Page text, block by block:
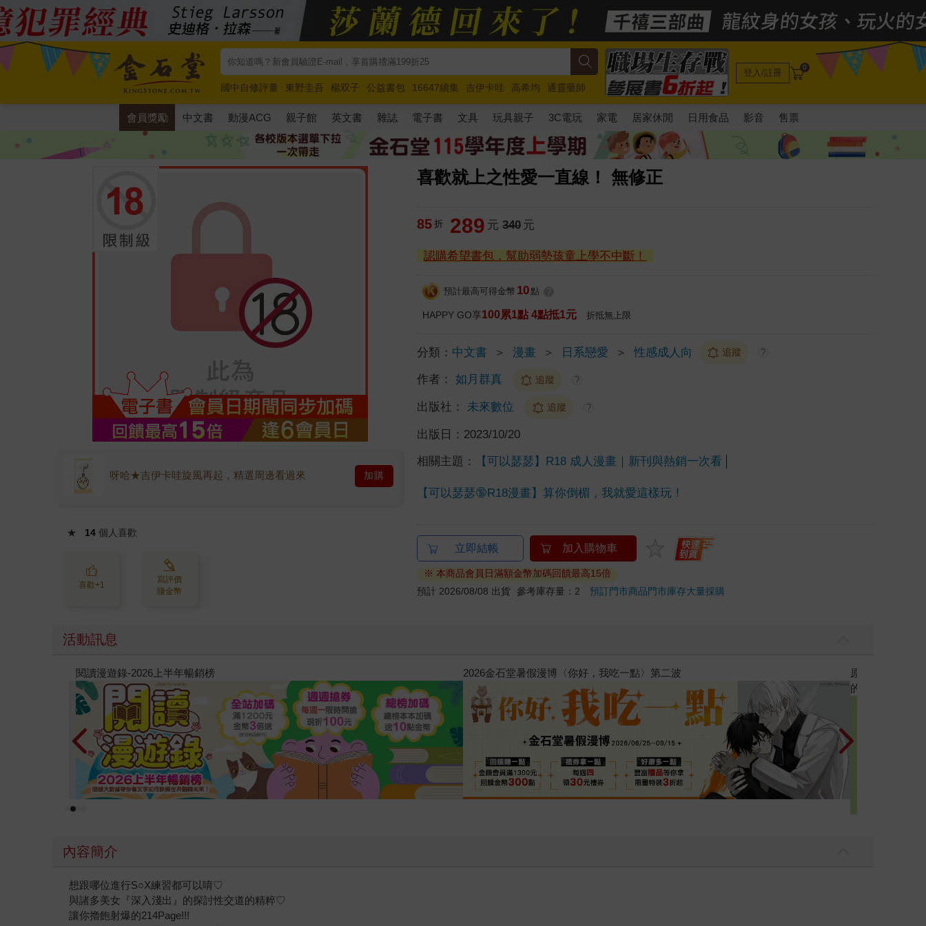
國中自修評量 東野圭吾 楊双子 公益書包 16647續集 吉伊卡哇 高希均
通靈藥師
唯紅花綻放
奧德賽 路邊攤新作 馬斯克 玩具總動員5 超慢跑
登入/註冊 0
會員獎勵 中文書 動漫ACG 親子館 英文書 雜誌 電子書 文具 玩具親子 3C電玩 家電 居家休閒 日用食品 影音 售票
喜歡就上之性愛一直線！ 無修正
呀哈★吉伊卡哇旋風再起，精選周邊看過來 加購
★ 14 個人喜歡
喜歡+1
寫評價
賺金幣
85 折 289 元 340 元
認購希望書包，幫助弱勢孩童上學不中斷！
預計最高可得金幣 10 點
HAPPY GO享100累1點 4點抵1元 折抵無上限
分類： 中文書 ＞ 漫畫 ＞ 日系戀愛 ＞ 性感成人向 追蹤 ?
作者： 如月群真 追蹤 ?
出版社： 未來數位 追蹤 ?
出版日： 2023/10/20
相關主題： 【可以瑟瑟】R18 成人漫畫｜新刊與熱銷一次看
【可以瑟瑟🔞R18漫畫】算你倒楣，我就愛這樣玩！
立即結帳 加入購物車
※ 本商品會員日滿額金幣加碼回饋最高15倍
預計 2026/08/08 出貨 參考庫存量：2預訂門市商品門市庫存大量採購
活動訊息
原本只是跟全校第一美少女商量彼此摯友的戀愛煩惱，不知不覺間她竟成為我最親近
的存在（１）
攻殼機動隊 (1995) 4K數位修復版 黃色書刊回來
內容簡介
想跟哪位進行S○X練習都可以唷♡
與諸多美女『深入淺出』的探討性交道的精粹♡
讓你擼飽射爆的214Page!!!